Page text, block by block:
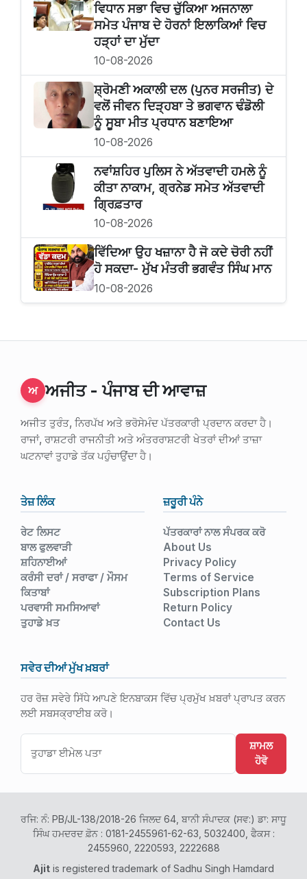
ਵਿਧਾਨ ਸਭਾ ਵਿਚ ਚੁੱਕਿਆ ਅਜਨਾਲਾ
ਸਮੇਤ ਪੰਜਾਬ ਦੇ ਹੋਰਨਾਂ ਇਲਾਕਿਆਂ ਵਿਚ
ਹੜ੍ਹਾਂ ਦਾ ਮੁੱਦਾ
10-08-2026
ਸ਼੍ਰੋਮਣੀ ਅਕਾਲੀ ਦਲ (ਪੁਨਰ ਸਰਜੀਤ) ਦੇ
ਵਲੋਂ ਜੀਵਨ ਦਿੜ੍ਹਬਾ ਤੇ ਭਗਵਾਨ ਢੰਡੋਲੀ
ਨੂੰ ਸੂਬਾ ਮੀਤ ਪ੍ਰਧਾਨ ਬਣਾਇਆ
10-08-2026
ਨਵਾਂਸ਼ਹਿਰ ਪੁਲਿਸ ਨੇ ਅੱਤਵਾਦੀ ਹਮਲੇ ਨੂੰ
ਕੀਤਾ ਨਾਕਾਮ, ਗ੍ਰਨੇਡ ਸਮੇਤ ਅੱਤਵਾਦੀ
ਗ੍ਰਿਫ਼ਤਾਰ
10-08-2026
ਵਿੱਦਿਆ ਉਹ ਖਜ਼ਾਨਾ ਹੈ ਜੋ ਕਦੇ ਚੋਰੀ ਨਹੀਂ
ਹੋ ਸਕਦਾ- ਮੁੱਖ ਮੰਤਰੀ ਭਗਵੰਤ ਸਿੰਘ ਮਾਨ
10-08-2026
ਅ ਅਜੀਤ - ਪੰਜਾਬ ਦੀ ਆਵਾਜ਼
ਅਜੀਤ ਤੁਰੰਤ, ਨਿਰਪੱਖ ਅਤੇ ਭਰੋਸੇਮੰਦ ਪੱਤਰਕਾਰੀ ਪ੍ਰਦਾਨ ਕਰਦਾ ਹੈ।
ਰਾਜਾਂ, ਰਾਸ਼ਟਰੀ ਰਾਜਨੀਤੀ ਅਤੇ ਅੰਤਰਰਾਸ਼ਟਰੀ ਖੇਤਰਾਂ ਦੀਆਂ ਤਾਜ਼ਾ
ਘਟਨਾਵਾਂ ਤੁਹਾਡੇ ਤੱਕ ਪਹੁੰਚਾਉਂਦਾ ਹੈ।
ਤੇਜ਼ ਲਿੰਕ
ਰੇਟ ਲਿਸਟ
ਬਾਲ ਫੁਲਵਾੜੀ
ਸ਼ਹਿਨਾਈਆਂ
ਕਰੰਸੀ ਦਰਾਂ / ਸਰਾਫਾ / ਮੌਸਮ
ਕਿਤਾਬਾਂ
ਪਰਵਾਸੀ ਸਮਸਿਆਵਾਂ
ਤੁਹਾਡੇ ਖ਼ਤ
ਜ਼ਰੂਰੀ ਪੰਨੇ
ਪੱਤਰਕਾਰਾਂ ਨਾਲ ਸੰਪਰਕ ਕਰੋ
About Us
Privacy Policy
Terms of Service
Subscription Plans
Return Policy
Contact Us
ਸਵੇਰ ਦੀਆਂ ਮੁੱਖ ਖ਼ਬਰਾਂ
ਹਰ ਰੋਜ਼ ਸਵੇਰੇ ਸਿੱਧੇ ਆਪਣੇ ਇਨਬਾਕਸ ਵਿੱਚ ਪ੍ਰਮੁੱਖ ਖ਼ਬਰਾਂ ਪ੍ਰਾਪਤ ਕਰਨ
ਲਈ ਸਬਸਕ੍ਰਾਈਬ ਕਰੋ।
ਸ਼ਾਮਲ
ਹੋਵੋ
ਰਜਿ: ਨੰ: PB/JL-138/2018-26 ਜਿਲਦ 64, ਬਾਨੀ ਸੰਪਾਦਕ (ਸਵ:) ਡਾ: ਸਾਧੂ
ਸਿੰਘ ਹਮਦਰਦ ਫ਼ੋਨ : 0181-2455961-62-63, 5032400, ਫੈਕਸ :
2455960, 2220593, 2222688
Ajit is registered trademark of Sadhu Singh Hamdard